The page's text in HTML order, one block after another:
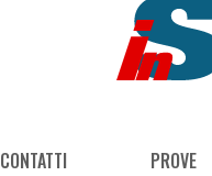
PROVE